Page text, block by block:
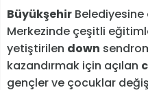
Büyükşehir
Merkezinde çeşitli
yetiştirilen down
kazandırmak için açılan
gençler ve çocuklar